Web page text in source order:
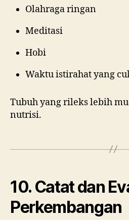
Olahraga ringan
Meditasi
Hobi
Waktu istirahat yang
Tubuh yang rileks lebih
nutrisi.
10. Catat dan
Perkembangan